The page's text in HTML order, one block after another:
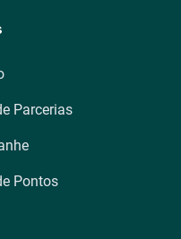
Parcerias
Pontos